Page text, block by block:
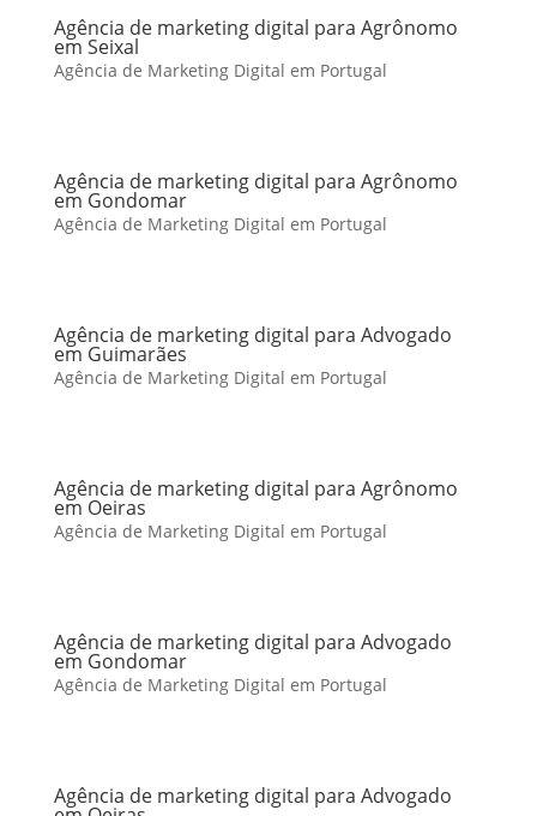
Agência de marketing digital para Agrônomo
em Seixal
Agência de Marketing Digital em Portugal
Agência de marketing digital para Agrônomo
em Gondomar
Agência de Marketing Digital em Portugal
Agência de marketing digital para Advogado
em Guimarães
Agência de Marketing Digital em Portugal
Agência de marketing digital para Agrônomo
em Oeiras
Agência de Marketing Digital em Portugal
Agência de marketing digital para Advogado
em Gondomar
Agência de Marketing Digital em Portugal
Agência de marketing digital para Advogado